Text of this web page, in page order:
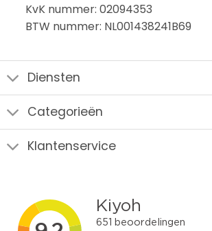
KvK nummer: 02094353
BTW nummer: NL001438241B69
Diensten
Categorieën
Klantenservice